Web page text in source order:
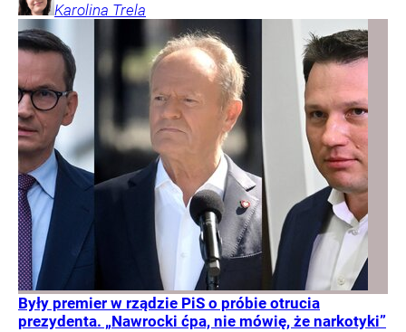
Karolina Trela
Były premier w rządzie PiS o próbie otrucia
prezydenta. „Nawrocki ćpa, nie mówię, że narkotyki”